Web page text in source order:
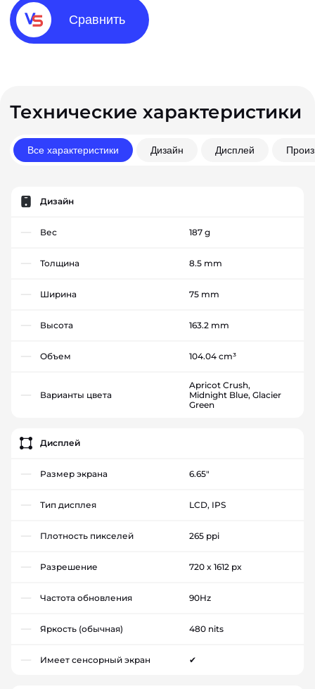
Сравнить
Технические характеристики
Все характеристики Дизайн Дисплей
Дизайн
Вес 187 g
Толщина 8.5 mm
Ширина 75 mm
Высота 163.2 mm
Объем 104.04 cm³
Варианты цвета
Apricot Crush,
Midnight Blue, Glacier
Green
Дисплей
Размер экрана 6.65"
Тип дисплея LCD, IPS
Плотность пикселей 265 ppi
Разрешение 720 x 1612 px
Частота обновления 90Hz
Яркость (обычная) 480 nits
Имеет сенсорный экран ✔